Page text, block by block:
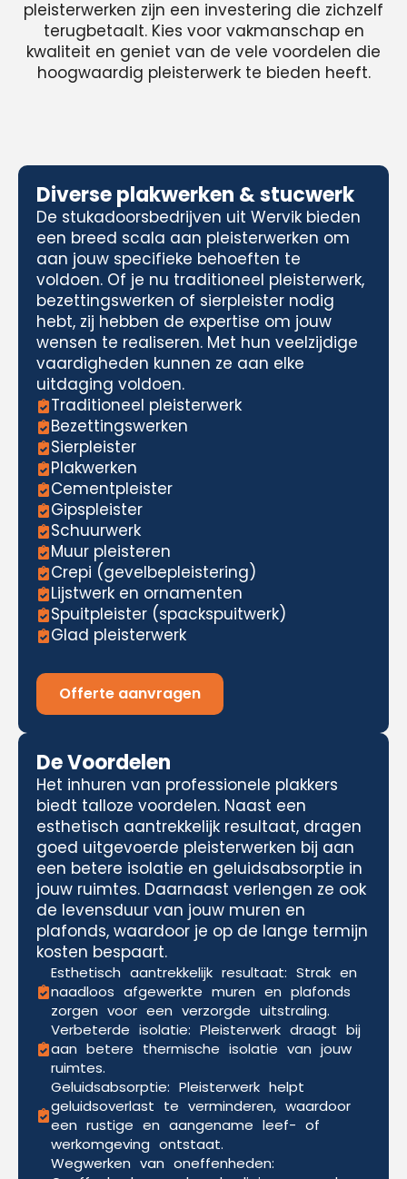
pleisterwerken zijn een investering die zichzelf
terugbetaalt. Kies voor vakmanschap en
kwaliteit en geniet van de vele voordelen die
hoogwaardig pleisterwerk te bieden heeft.
Diverse plakwerken & stucwerk
De stukadoorsbedrijven uit Wervik bieden
een breed scala aan pleisterwerken om
aan jouw specifieke behoeften te
voldoen. Of je nu traditioneel pleisterwerk,
bezettingswerken of sierpleister nodig
hebt, zij hebben de expertise om jouw
wensen te realiseren. Met hun veelzijdige
vaardigheden kunnen ze aan elke
uitdaging voldoen.
Traditioneel pleisterwerk
Bezettingswerken
Sierpleister
Plakwerken
Cementpleister
Gipspleister
Schuurwerk
Muur pleisteren
Crepi (gevelbepleistering)
Lijstwerk en ornamenten
Spuitpleister (spackspuitwerk)
Glad pleisterwerk
Offerte aanvragen
De Voordelen
Het inhuren van professionele plakkers
biedt talloze voordelen. Naast een
esthetisch aantrekkelijk resultaat, dragen
goed uitgevoerde pleisterwerken bij aan
een betere isolatie en geluidsabsorptie in
jouw ruimtes. Daarnaast verlengen ze ook
de levensduur van jouw muren en
plafonds, waardoor je op de lange termijn
kosten bespaart.
Esthetisch aantrekkelijk resultaat: Strak en
naadloos afgewerkte muren en plafonds
zorgen voor een verzorgde uitstraling.
Verbeterde isolatie: Pleisterwerk draagt bij
aan betere thermische isolatie van jouw
ruimtes.
Geluidsabsorptie: Pleisterwerk helpt
geluidsoverlast te verminderen, waardoor
een rustige en aangename leef- of
werkomgeving ontstaat.
Wegwerken van oneffenheden: